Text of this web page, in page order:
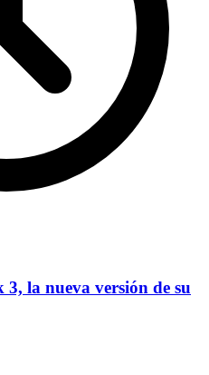
la nueva versión de su